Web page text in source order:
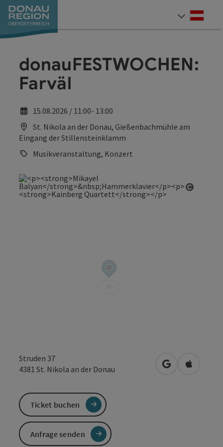
Zum Inhalt
Zur Navigation
Zum Seitenanfang
Zur Kontaktseite
Zum Impressum
Zur Startseite
donauFESTWOCHEN:
Farväl
15.08.2026 / 11:00- 13:00
St. Nikola an der Donau, Gießenbachmühle am
Eingang der Stillensteinklamm
Musikveranstaltung, Konzert
Struden 37
4381 St. Nikola an der Donau in Googlein Apple
Ticket buchen
Anfrage senden